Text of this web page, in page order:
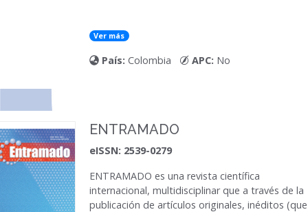
Ver más
País: Colombia APC: No
ENTRAMADO
eISSN: 2539-0279
ENTRAMADO es una revista científica
internacional, multidisciplinar que a través de la
publicación de artículos originales, inéditos (que